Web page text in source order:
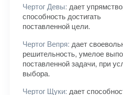
Чертог Девы: дает
способность достигать
поставленной цели.
Чертог Вепря: дает
решительность, умелое
поставленной задачи, при
выбора.
Чертог Щуки: дает